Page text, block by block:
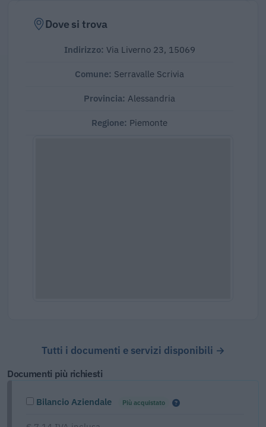
Dove si trova
Indirizzo: Via Liverno 23, 15069
Comune: Serravalle Scrivia
Provincia: Alessandria
Regione: Piemonte
Tutti i documenti e servizi disponibili →
Documenti più richiesti
Bilancio Aziendale Più acquistato